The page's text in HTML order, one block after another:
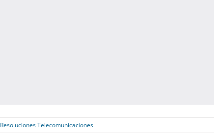
Resoluciones Telecomunicaciones